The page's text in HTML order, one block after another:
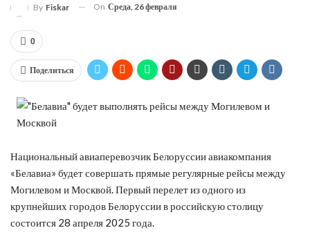
By Fiskar On Среда, 26 февраля
0
Поделиться
Национальный авиаперевозчик Белоруссии авиакомпания
«Белавиа» будет совершать прямые регулярные рейсымежду
Могилевом и Москвой. Первый перелет из одного из
крупнейших городов Белоруссии в российскую столицу
состоится 28 апреля 2025 года.